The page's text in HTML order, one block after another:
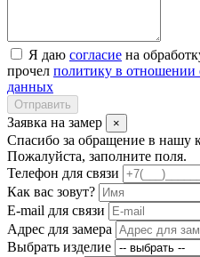
Я даю согласие на
прочел политику в отношении
данных
Отправить
Заявка на замер ×
Спасибо за обращение в нашу
Пожалуйста, заполните поля.
Телефон для связи
Как вас зовут?
E-mail для связи
Адрес для замера
Выбрать изделие